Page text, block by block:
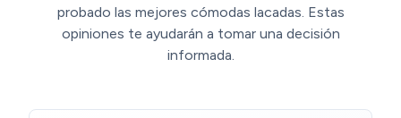
probado las mejores cómodas lacadas. Estas
opiniones te ayudarán a tomar una decisión
informada.